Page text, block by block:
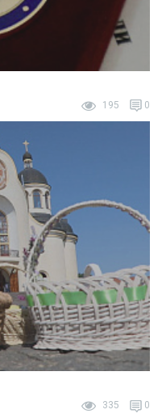
195 0
335 0